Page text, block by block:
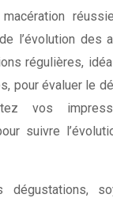
macération
l’évolution des
régulières,
pour évaluer le
vos
suivre
dégustations,